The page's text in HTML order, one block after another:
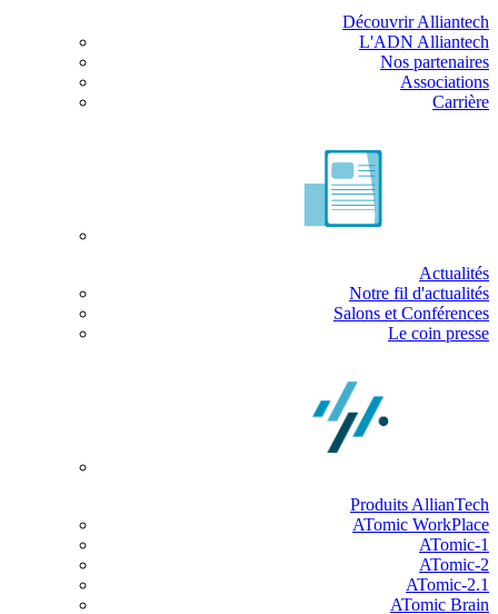
Découvrir Alliantech
L'ADN Alliantech
Nos partenaires
Associations
Carrière
Actualités
Notre fil d'actualités
Salons et Conférences
Le coin presse
Produits AllianTech
ATomic WorkPlace
ATomic-1
ATomic-2
ATomic-2.1
ATomic Brain